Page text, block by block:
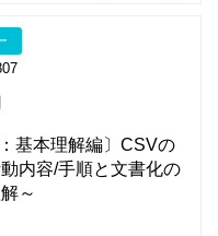
基本理解編〕CSVの
内容/手順と文書化の
～